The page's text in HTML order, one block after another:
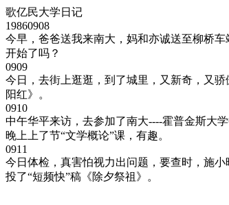
歌亿民大学日记
19860908
今早，爸爸送我来南大，妈和亦诚送至柳桥
开始了吗？
0909
今日，去街上逛逛，到了城里，又新奇，又
阳红》。
0910
中午华平来访，去参加了南大----霍普金斯大
晚上上了节“文学概论”课，有趣。
0911
今日体检，真害怕视力出问题，要查时，施
投了“短频快”稿《除夕祭祖》。